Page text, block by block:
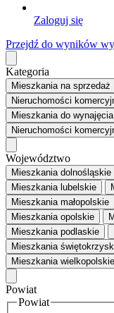
Zaloguj się
Przejdź do wyników
Kategoria
Mieszkaniana sprzedaż
Nieruchomości
Mieszkaniado wynajęcia
Nieruchomości
Województwo
Mieszkania dolnośląskie
Mieszkania lubelskie
Mieszkania małopolskie
Mieszkania opolskie
Mieszkania podlaskie
Mieszkania
Mieszkania wielkopolskie
Powiat
Powiat